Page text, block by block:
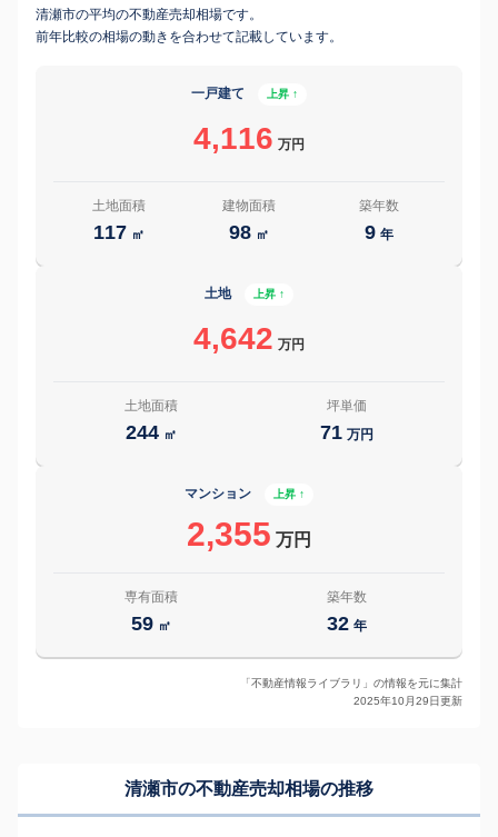
清瀬市の平均の不動産売却相場です。
前年比較の相場の動きを合わせて記載しています。
一戸建て 上昇 ↑
4,116 万円
土地面積
117 ㎡
建物面積
98 ㎡
築年数
9 年
土地 上昇 ↑
4,642 万円
土地面積
244 ㎡
坪単価
71 万円
マンション 上昇 ↑
2,355 万円
専有面積
59 ㎡
築年数
32 年
「不動産情報ライブラリ」の情報を元に集計
2025年10月29日更新
清瀬市の不動産売却相場の推移